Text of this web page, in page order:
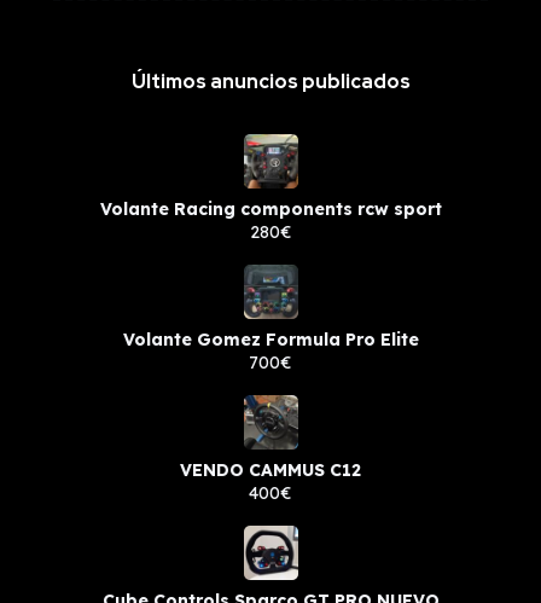
Últimos anuncios publicados
Volante Racing components rcw sport
280€
Volante Gomez Formula Pro Elite
700€
VENDO CAMMUS C12
400€